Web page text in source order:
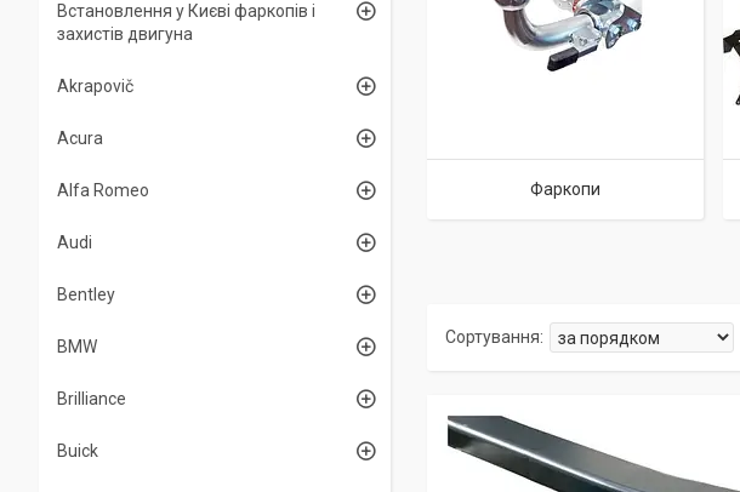
Фаркопи
Встановлення у Києві фаркопів і
захистів двигуна
Akrapovič
Acura
Alfa Romeo
Audi
Bentley
BMW
Brilliance
Buick